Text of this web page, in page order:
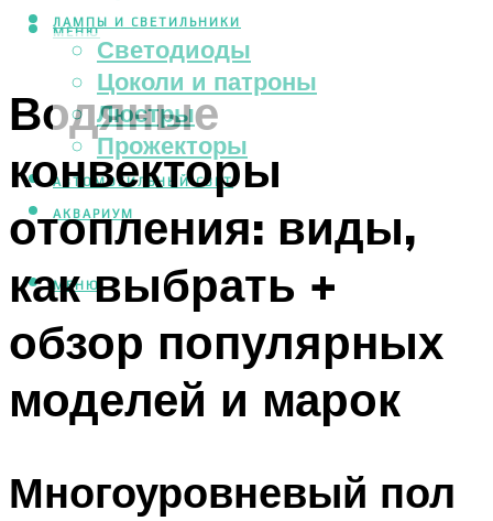
ЛАМПЫ И СВЕТИЛЬНИКИ
Светодиоды
Цоколи и патроны
Люстры
Прожекторы
АВТОМОБИЛЬНЫЙ СВЕТ
АКВАРИУМ
МЕНЮ
МЕНЮ
Водяные
конвекторы
отопления: виды,
как выбрать +
обзор популярных
моделей и марок
Многоуровневый пол